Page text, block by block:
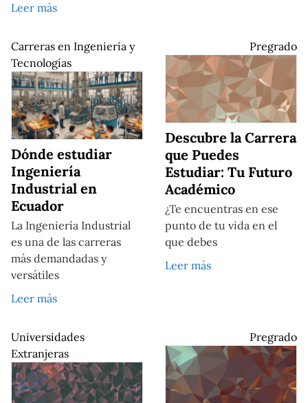
Leer más
Carreras en Ingeniería y
Tecnologías
Dónde estudiar
Ingeniería
Industrial en
Ecuador
La Ingeniería Industrial
es una de las carreras
más demandadas y
versátiles
Leer más
Pregrado
Descubre la Carrera
que Puedes
Estudiar: Tu Futuro
Académico
¿Te encuentras en ese
punto de tu vida en el
que debes
Leer más
Universidades
Extranjeras
Pregrado